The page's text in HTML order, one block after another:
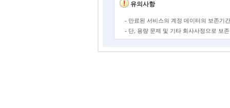
유의사항
- 만료된 서비스의 계정 데이터의 보존기
- 단, 용량 문제 및 기타 회사사정으로 보